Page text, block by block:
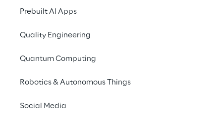
Prebuilt AI Apps
Quality Engineering
Quantum Computing
Robotics & Autonomous Things
Social Media